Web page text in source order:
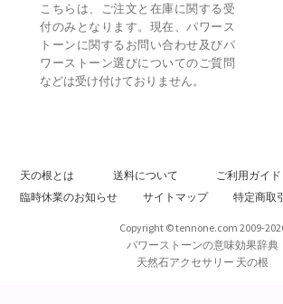
こちらは、ご注文と在庫に関する受
付のみとなります。現在、パワース
トーンに関するお問い合わせ及びパ
ワーストーン選びについてのご質問
などは受け付けておりません。
天の根とは 送料について ご利用ガイド
臨時休業のお知らせ
サイトマップ 特定商取
Copyright © tennone.com 2009-
パワーストーンの意味効果辞典
天然石アクセサリー 天の根